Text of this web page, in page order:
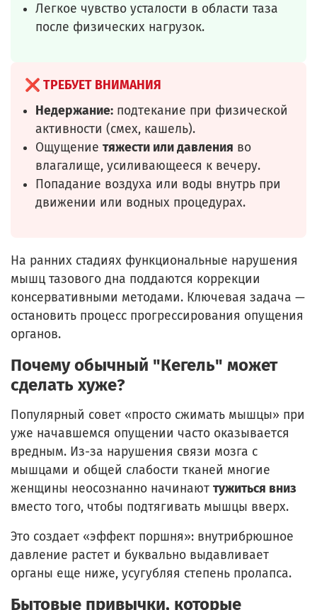
Легкое чувство усталости в области таза
после физических нагрузок.
❌ ТРЕБУЕТ ВНИМАНИЯ
Недержание: подтекание при физической
активности (смех, кашель).
Ощущение тяжести или давления во
влагалище, усиливающееся к вечеру.
Попадание воздуха или воды внутрь при
движении или водных процедурах.
На ранних стадиях функциональные нарушения
мышц тазового дна поддаются коррекции
консервативными методами. Ключевая задача —
остановить процесс прогрессирования опущения
органов.
Почему обычный "Кегель" может
сделать хуже?
Популярный совет «просто сжимать мышцы» при
уже начавшемся опущении часто оказывается
вредным. Из-за нарушения связи мозга с
мышцами и общей слабости тканей многие
женщины неосознанно начинают тужиться вниз
вместо того, чтобы подтягивать мышцы вверх.
Это создает «эффект поршня»: внутрибрюшное
давление растет и буквально выдавливает
органы еще ниже, усугубляя степень пролапса.
Бытовые привычки, которые